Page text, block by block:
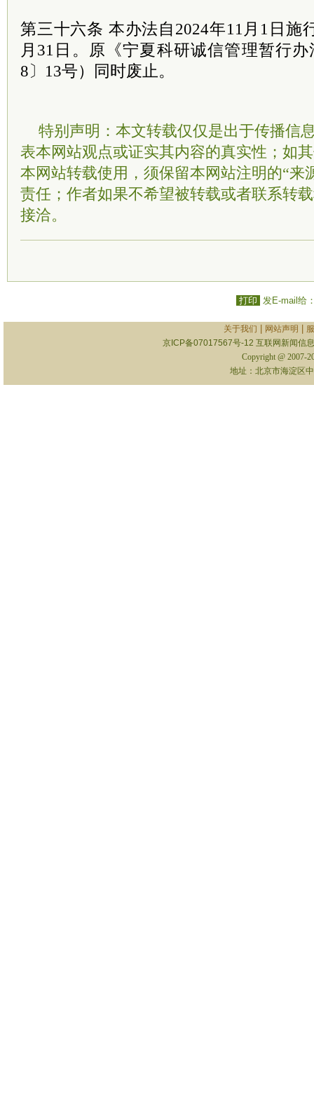
第三十六条 本办法自2024年11月1日施
月31日。原《宁夏科研诚信管理暂行
8〕13号）同时废止。
特别声明：本文转载仅仅是出于传播信
表本网站观点或证实其内容的真实性；如
本网站转载使用，须保留本网站注明的“来
责任；作者如果不希望被转载或者联系转
接洽。
打印 发E-mail给
关于我们 网站声明
京ICP备07017567号-12 互联网新闻信
Copyright @ 2007-
地址：北京市海淀区